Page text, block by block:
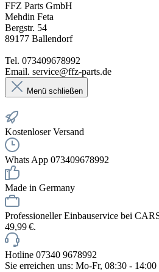
FFZ Parts GmbH
Mehdin Feta
Bergstr. 54
89177 Ballendorf
Tel. 073409678992
Email. service@ffz-parts.de
Menü schließen
Kostenloser Versand
Whats App 073409678992
Made in Germany
Professioneller Einbauservice bei
49,99 €.
Hotline 07340 9678992
Sie erreichen uns: Mo-Fr, 08:30 -